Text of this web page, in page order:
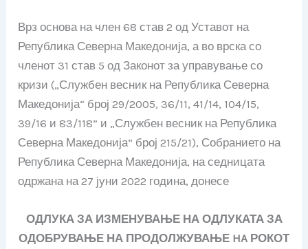
Врз основа на член 68 став 2 од Уставот на
Република Северна Македонија, а во врска со
членот 31 став 5 од Законот за управување со
кризи („Службен весник на Република Северна
Македонија“ број 29/2005, 36/11, 41/14, 104/15,
39/16 и 83/118” и „Службен весник на Република
Северна Македонија“ број 215/21), Собранието на
Република Северна Македонија, на седницата
одржана на 27 јуни 2022 година, донесе
ОДЛУКА ЗА ИЗМЕНУВАЊЕ НА ОДЛУКАТА ЗА
ОДОБРУВАЊЕ НА ПРОДОЛЖУВАЊЕ HA РОКОТ